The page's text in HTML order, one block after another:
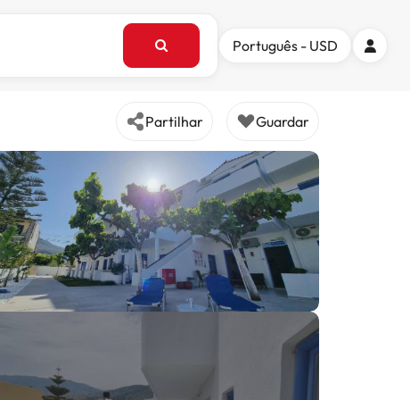
Português - USD
Partilhar Guardar